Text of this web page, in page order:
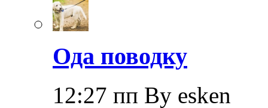
Ода поводку
12:27 пп By esken